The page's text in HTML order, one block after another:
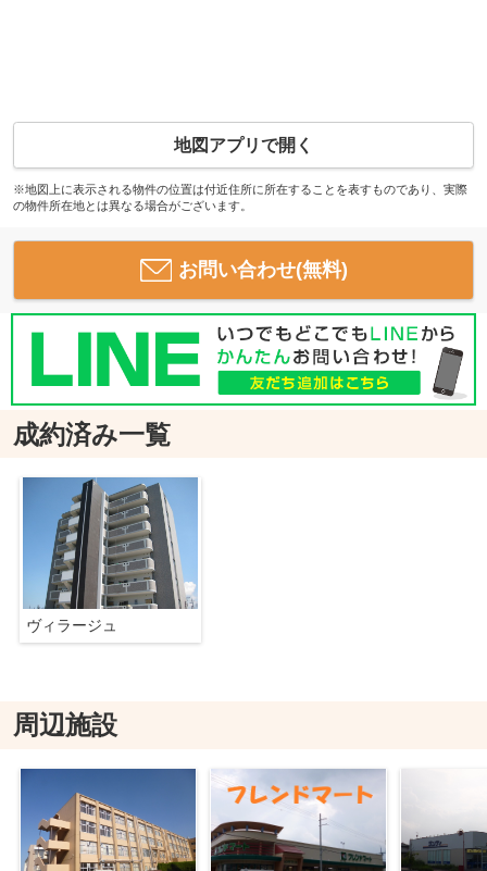
地図アプリで開く
※地図上に表示される物件の位置は付近住所に所在することを表すものであり、実際
の物件所在地とは異なる場合がございます。
お問い合わせ(無料)
成約済み一覧
ヴィラージュ
周辺施設